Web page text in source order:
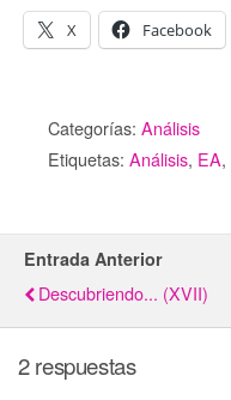
X Facebook
Categorías: Análisis
Etiquetas: Análisis, EA,
Entrada Anterior
Descubriendo... (XVII)
2 respuestas